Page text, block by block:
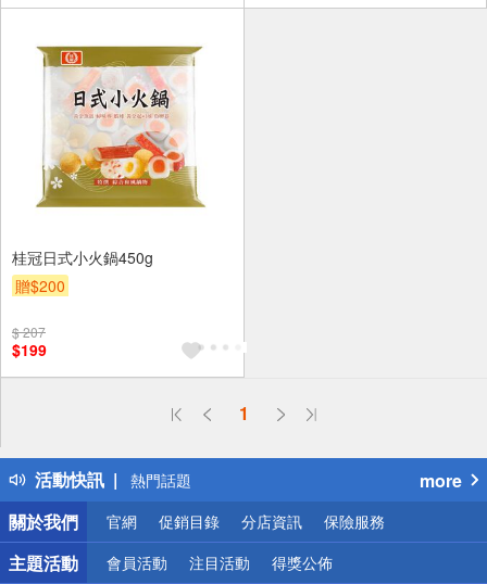
桂冠日式小火鍋450g
贈$200
$ 207
$199
1
活動快訊
偏遠地區配送
得獎公告
熱門話題
銀行優惠
偏遠地區配送
詐騙網頁！請小心！
more
關於我們
官網 促銷目錄 分店資訊 保險服務
主題活動 會員活動 注目活動 得獎公佈